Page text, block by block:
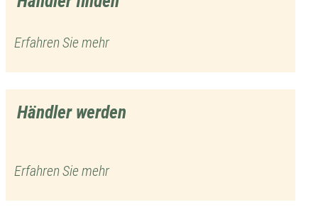
Erfahren Sie mehr
Händler werden
Erfahren Sie mehr